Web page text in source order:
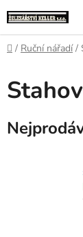
na
obsah
Domů
/ Ruční nářadí /